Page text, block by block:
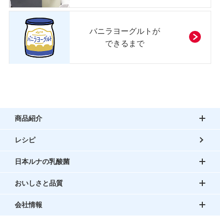
バニラヨーグルトが
できるまで
商品紹介
レシピ
日本ルナの乳酸菌
おいしさと品質
会社情報